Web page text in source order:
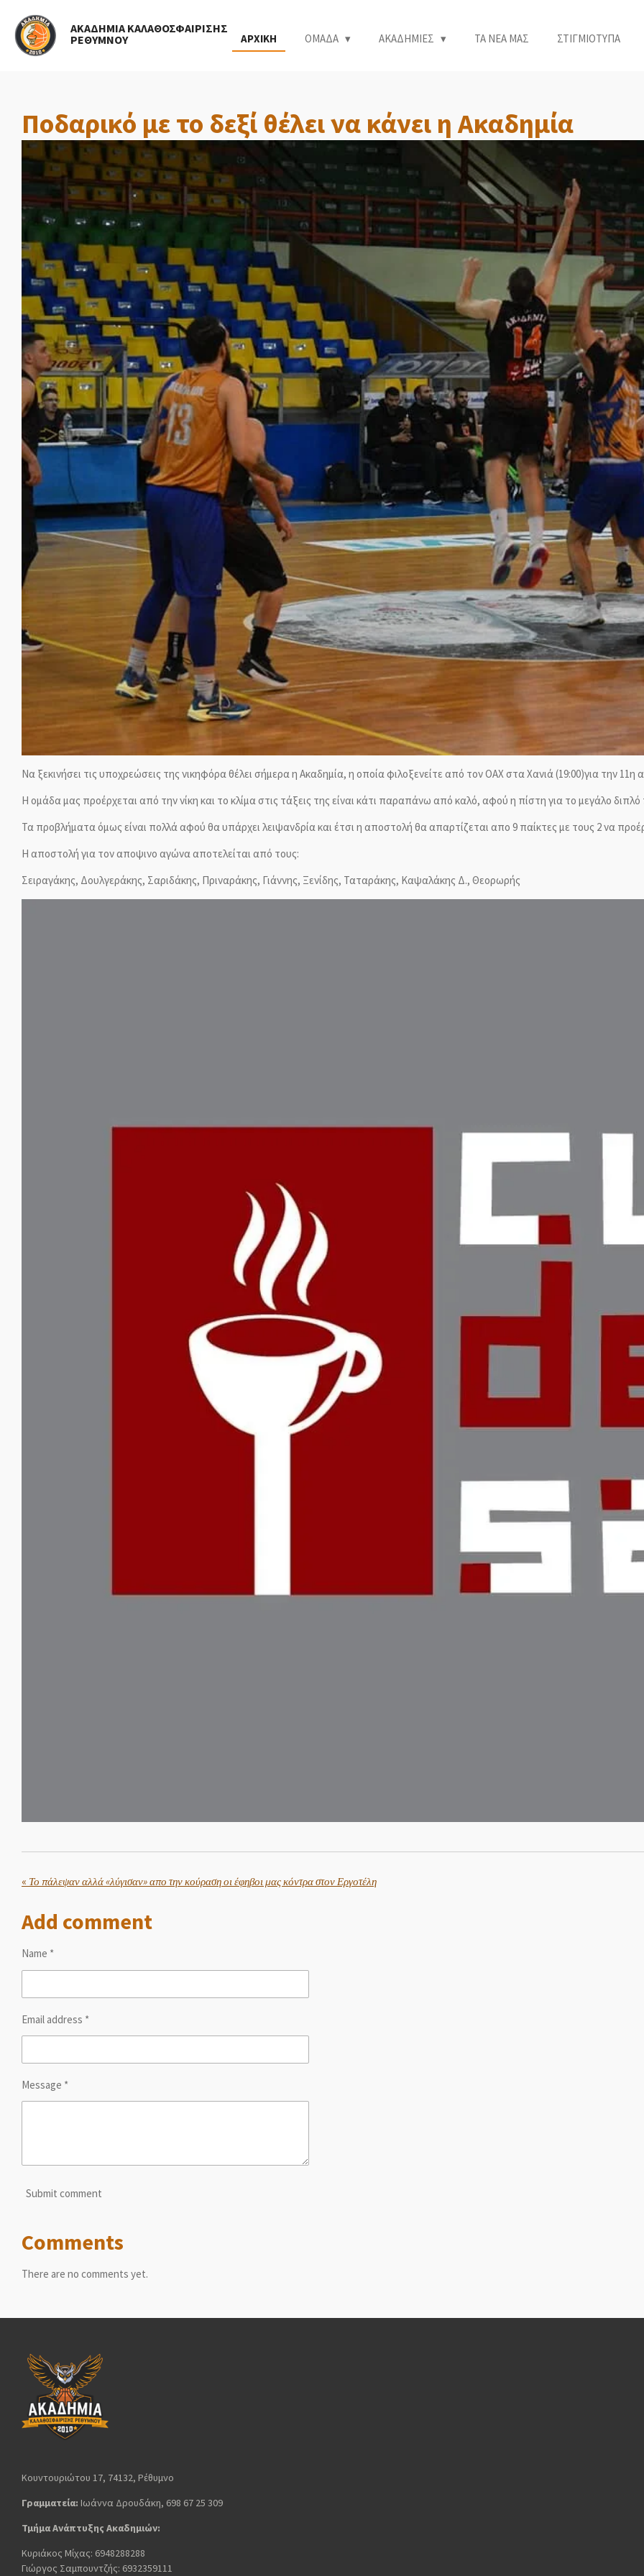
Skip
to
main
ΑΚΑΔΗΜΙΑ ΚΑΛΑΘΟΣΦΑΙΡΙΣΗΣ
ΡΕΘΥΜΝΟΥ
ΑΡΧΙΚΗ ΟΜΑΔΑ ΑΚΑΔΗΜΙΕΣ ΤΑ ΝΕΑ ΜΑΣ ΣΤΙΓΜΙΟΤΥΠΑ
Ποδαρικό με το δεξί θέλει να κάνει η Ακαδημία
Να ξεκινήσει τις υποχρεώσεις της νικηφόρα θέλει σήμερα η Ακαδημία, η οποία φιλοξενείτε από τον ΟΑΧ στα Χανιά (19:00)για την
Η ομάδα μας προέρχεται από την νίκη και το κλίμα στις τάξεις της είναι κάτι παραπάνω από καλό, αφού η πίστη για το μεγάλο
Τα προβλήματα όμως είναι πολλά αφού θα υπάρχει λειψανδρία και έτσι η αποστολή θα απαρτίζεται απο 9 παίκτες με τους 2 να
Η αποστολή για τον αποψινο αγώνα αποτελείται από τους:
Σειραγάκης, Δουλγεράκης, Σαριδάκης, Πριναράκης, Γιάννης, Ξενίδης, Ταταράκης, Καψαλάκης Δ., Θεορωρής
« Το πάλεψαν αλλά «λύγισαν» απο την κούραση οι έφηβοι μας κόντρα στον Εργοτέλη
Add comment
Name *
Email address *
Message *
Submit comment
Comments
There are no comments yet.
Κουντουριώτου 17, 74132, Ρέθυμνο
Γραμματεία: Ιωάννα Δρουδάκη, 698 67 25 309
Τμήμα Ανάπτυξης Ακαδημιών:
Κυριάκος Μίχας: 6948288288
Γιώργος Σαμπουντζής: 6932359111